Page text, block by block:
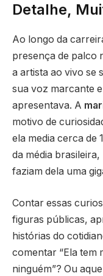
Detalhe,
Ao longo da
presença de palco
a artista ao vivo se
sua voz marcante
apresentava. A
motivo de
ela media cerca de
da média
faziam dela uma
Contar essas
figuras públicas,
histórias do
comentar “Ela tem
ninguém”? Ou